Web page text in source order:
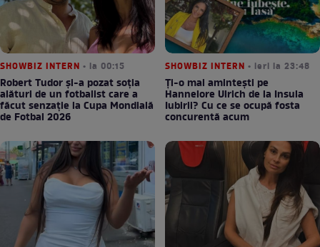
SHOWBIZ INTERN • la 00:15
Robert Tudor și-a pozat soția
alături de un fotbalist care a
făcut senzație la Cupa Mondială
de Fotbal 2026
SHOWBIZ INTERN • ieri la 23:48
Ți-o mai amintești pe
Hannelore Ulrich de la Insula
Iubirii? Cu ce se ocupă fosta
concurentă acum